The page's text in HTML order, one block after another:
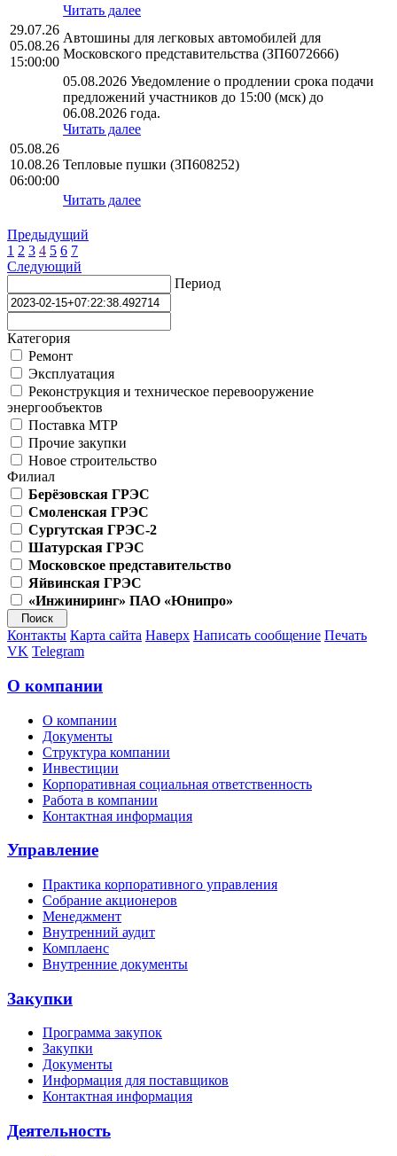
Читать далее
29.07.26
05.08.26
15:00:00
Автошины для легковых автомобилей для
Московского представительства (ЗП6072666)
05.08.2026 Уведомление о продлении срока подачи
предложений участников до 15:00 (мск) до
06.08.2026 года.
Читать далее
05.08.26
10.08.26
06:00:00
Тепловые пушки (ЗП608252)
Читать далее
Предыдущий
1 2 3 4 5 6 7
Следующий
Период
Категория
Ремонт
Эксплуатация
Реконструкция и техническое перевооружение
энергообъектов
Поставка МТР
Прочие закупки
Новое строительство
Филиал
Берёзовская ГРЭС
Смоленская ГРЭС
Сургутская ГРЭС-2
Шатурская ГРЭС
Московское представительство
Яйвинская ГРЭС
«Инжиниринг» ПАО «Юнипро»
Контакты Карта сайта Наверх Написать сообщение Печать
VK Telegram
О компании
О компании
Документы
Структура компании
Инвестиции
Корпоративная социальная ответственность
Работа в компании
Контактная информация
Управление
Практика корпоративного управления
Собрание акционеров
Менеджмент
Внутренний аудит
Комплаенс
Внутренние документы
Закупки
Программа закупок
Закупки
Документы
Информация для поставщиков
Контактная информация
Деятельность